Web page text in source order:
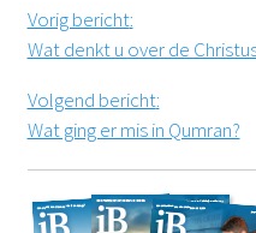
Vorig bericht:
Wat denkt u over de
Volgend bericht:
Wat ging er mis in Qumran?